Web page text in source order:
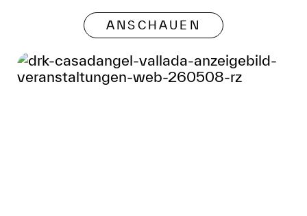
ANSCHAUEN